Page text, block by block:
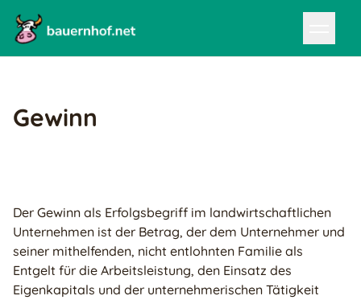
Gewinn
Der Gewinn als Erfolgsbegriff im landwirtschaftlichen
Unternehmen ist der Betrag, der dem Unternehmer und
seiner mithelfenden, nicht entlohnten Familie als
Entgelt für die Arbeitsleistung, den Einsatz des
Eigenkapitals und der unternehmerischen Tätigkeit